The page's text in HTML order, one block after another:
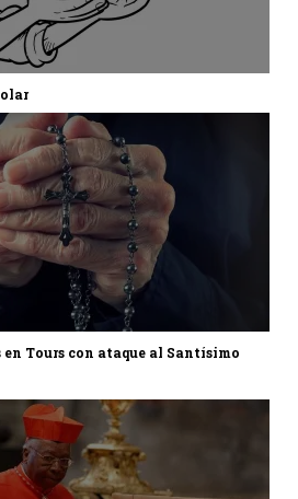
Tours con ataque al Santísimo